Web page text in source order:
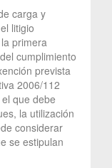
carga y
litigio
primera
cumplimiento
prevista
2006/112
que debe
la utilización
considerar
se estipulan